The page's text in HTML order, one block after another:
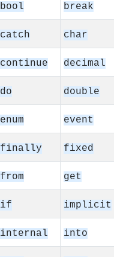
bool break
catch char
continue decimal
do double
enum event
finally fixed
from get
if implicit
internal into